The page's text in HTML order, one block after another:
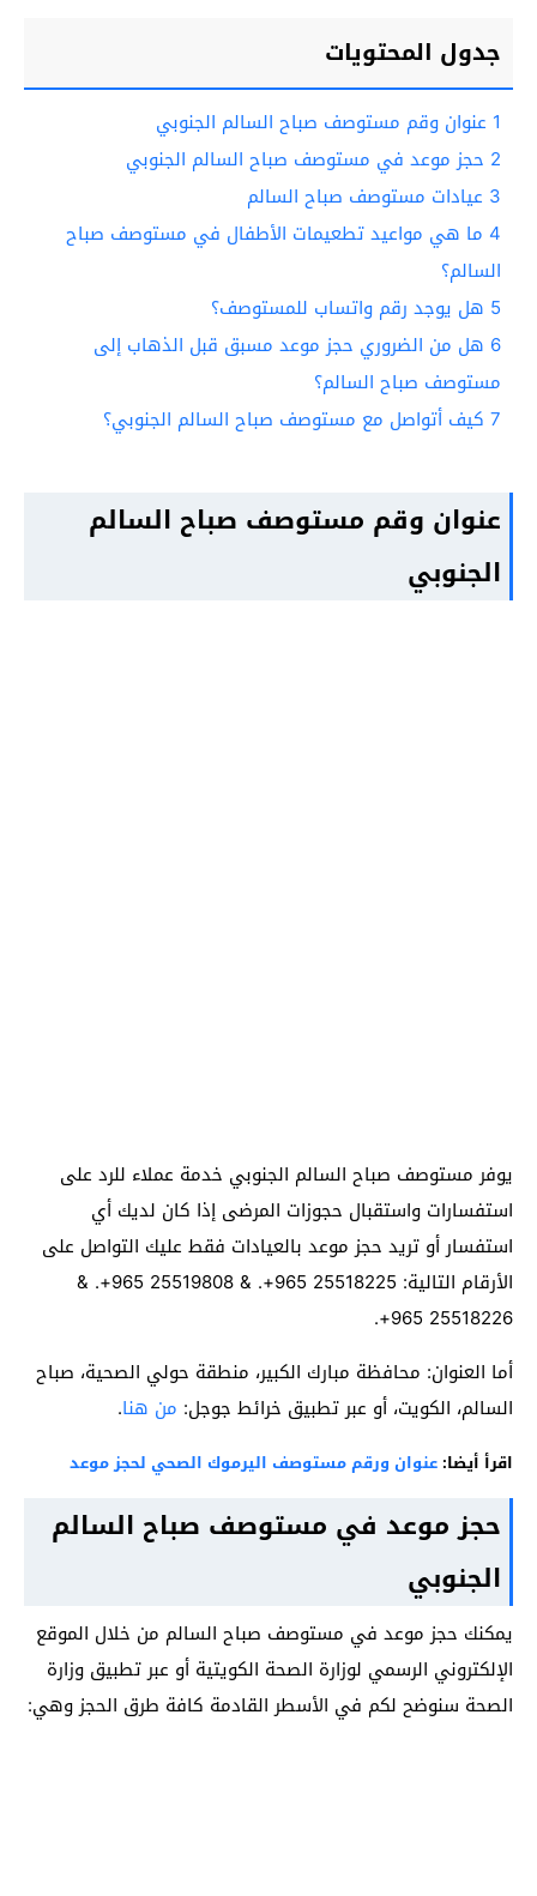
جدول المحتويات
1 عنوان وقم مستوصف صباح السالم الجنوبي
2 حجز موعد في مستوصف صباح السالم الجنوبي
3 عيادات مستوصف صباح السالم
4 ما هي مواعيد تطعيمات الأطفال في مستوصف صباح
السالم؟
5 هل يوجد رقم واتساب للمستوصف؟
6 هل من الضروري حجز موعد مسبق قبل الذهاب إلى
مستوصف صباح السالم؟
7 كيف أتواصل مع مستوصف صباح السالم الجنوبي؟
عنوان وقم مستوصف صباح السالم
الجنوبي
يوفر مستوصف صباح السالم الجنوبي خدمة عملاء للرد على
استفسارات واستقبال حجوزات المرضى إذا كان لديك أي
استفسار أو تريد حجز موعد بالعيادات فقط عليك التواصل على
الأرقام التالية: 25518225 965+. &
25519808 965+. &
25518226 965+.
أما العنوان: محافظة مبارك الكبير، منطقة حولي الصحية، صباح
السالم، الكويت، أو عبر تطبيق خرائط جوجل: من هنا.
اقرأ أيضا: عنوان ورقم مستوصف اليرموك الصحي لحجز موعد
حجز موعد في مستوصف صباح السالم
الجنوبي
يمكنك حجز موعد في مستوصف صباح السالم من خلال الموقع
الإلكتروني الرسمي لوزارة الصحة الكويتية أو عبر تطبيق وزارة
الصحة سنوضح لكم في الأسطر القادمة كافة طرق الحجز وهي: